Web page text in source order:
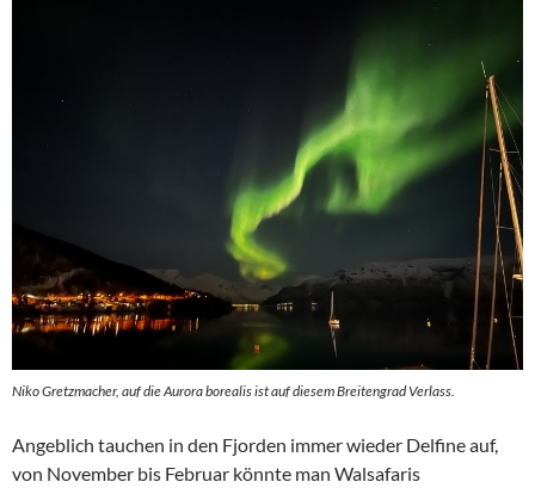
Niko Gretzmacher, auf die Aurora borealis ist auf diesem Breitengrad Verlass.
Angeblich tauchen in den Fjorden immer wieder Delfine auf,
von November bis Februar könnte man Walsafaris